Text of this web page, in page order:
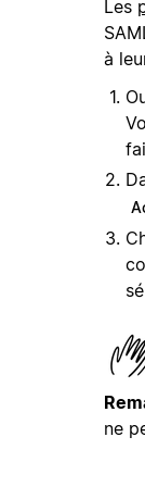
Les
à
ne